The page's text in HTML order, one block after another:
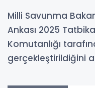
Milli Savunma
Ankası 2025
Komutanlığı
gerçekleştirildiğini